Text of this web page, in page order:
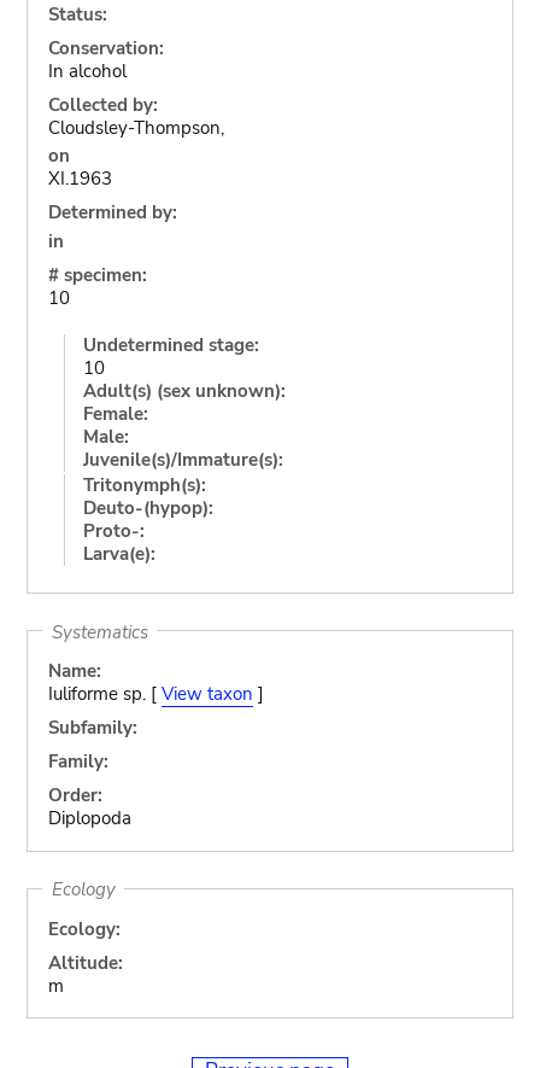
Status:
Conservation:
In alcohol
Collected by:
Cloudsley-Thompson,
on
XI.1963
Determined by:
in
# specimen:
10
Undetermined stage:
10
Adult(s) (sex unknown):
Female:
Male:
Juvenile(s)/Immature(s):
Tritonymph(s):
Deuto-(hypop):
Proto-:
Larva(e):
Systematics
Name:
Iuliforme sp. [ View taxon ]
Subfamily:
Family:
Order:
Diplopoda
Ecology
Ecology:
Altitude:
m